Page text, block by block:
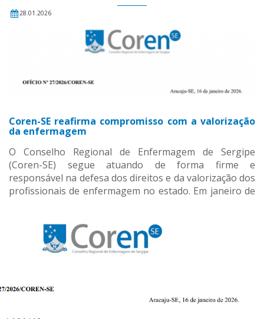
28.01.2026
Coren-SE reafirma compromisso com a valorização
da enfermagem
O Conselho Regional de Enfermagem de Sergipe
(Coren-SE) segue atuando de forma firme e
responsável na defesa dos direitos e da valorização dos
profissionais de enfermagem no estado. Em janeiro de